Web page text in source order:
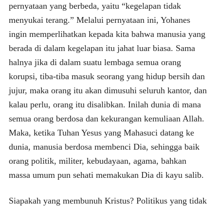
pernyataan yang berbeda, yaitu “kegelapan tidak
menyukai terang.” Melalui pernyataan ini, Yohanes
ingin memperlihatkan kepada kita bahwa manusia yang
berada di dalam kegelapan itu jahat luar biasa. Sama
halnya jika di dalam suatu lembaga semua orang
korupsi, tiba-tiba masuk seorang yang hidup bersih dan
jujur, maka orang itu akan dimusuhi seluruh kantor, dan
kalau perlu, orang itu disalibkan. Inilah dunia di mana
semua orang berdosa dan kekurangan kemuliaan Allah.
Maka, ketika Tuhan Yesus yang Mahasuci datang ke
dunia, manusia berdosa membenci Dia, sehingga baik
orang politik, militer, kebudayaan, agama, bahkan
massa umum pun sehati memakukan Dia di kayu salib.
Siapakah yang membunuh Kristus? Politikus yang tidak